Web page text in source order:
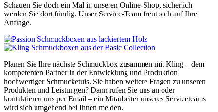
Schauen Sie doch ein Mal in unseren Online-Shop, sicherlich
werden Sie dort fündig. Unser Service-Team freut sich auf Ihre
Anfrage.
Planen Sie Ihre nächste Schmuckbox zusammen mit Kling – dem
kompetenten Partner in der Entwicklung und Produktion
hochwertiger Schmucketuis. Sie haben weitere Fragen zu unseren
Produkten und Leistungen? Dann rufen Sie uns an oder
kontaktieren uns per Email – ein Mitarbeiter unseres Serviceteams
wird sich umgehend bei Ihnen melden.